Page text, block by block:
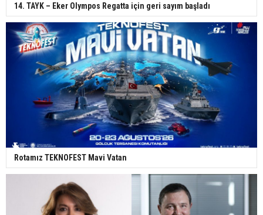
14. TAYK – Eker Olympos Regatta için geri sayım başladı
Rotamız TEKNOFEST Mavi Vatan